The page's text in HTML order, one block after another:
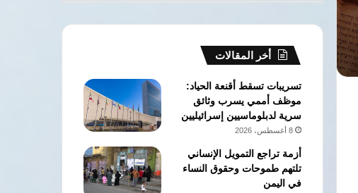
أخر المقالات
تسريبات تسقط أقنعة الحياد:
موظف أممي يسرب وثائق
سرية لدبلوماسيين إسرائيليين
8 أغسطس، 2026
أزمة تراجع التمويل الإنساني
تلتهم طموحات وحقوق النساء
في اليمن